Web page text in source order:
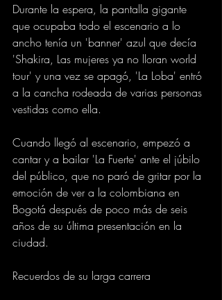
Durante la espera, la pantalla gigante
que ocupaba todo el escenario a lo
ancho tenía un 'banner' azul que decía
'Shakira, Las mujeres ya no lloran world
tour' y una vez se apagó, 'La Loba' entró
a la cancha rodeada de varias personas
vestidas como ella.
Cuando llegó al escenario, empezó a
cantar y a bailar 'La Fuerte' ante el júbilo
del público, que no paró de gritar por la
emoción de ver a la colombiana en
Bogotá después de poco más de seis
años de su última presentación en la
ciudad.
Recuerdos de su larga carrera